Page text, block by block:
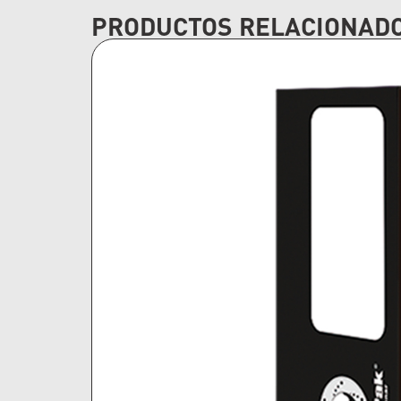
PRODUCTOS